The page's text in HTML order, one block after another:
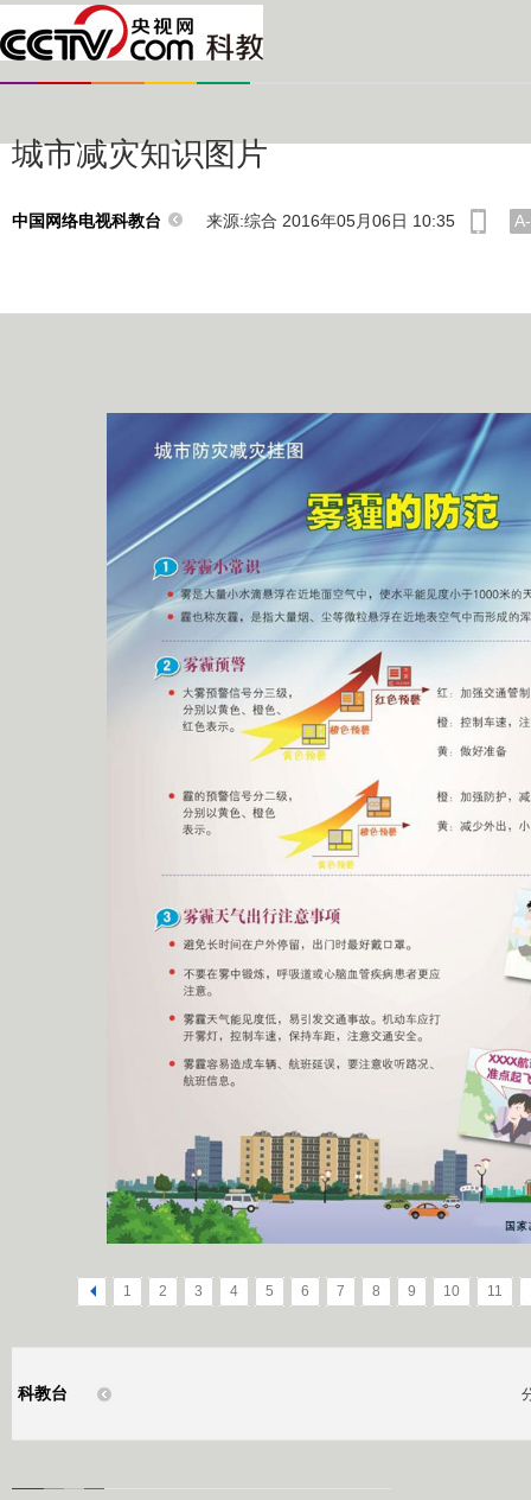
城市减灾知识图片
中国网络电视科教台 来源:综合 2016年05月06日 10:35 A-
< 1 2 3 4 5 6 7 8 9 10 11
科教台